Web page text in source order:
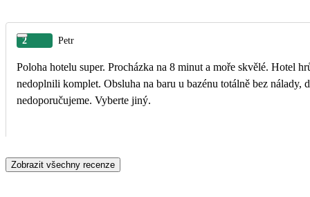
2 Petr
Poloha hotelu super. Procházka na 8 minut a moře skvělé. Hotel hrůza, už nikdy více. Pokoj zastaralý, úklid špatný. Pro ručníky jsme museli chodit na recepci, protože je
nedoplnili komplet. Obsluha na baru u bazénu totálně bez nálady,
nedoporučujeme. Vyberte jiný.
Zobrazit všechny recenze